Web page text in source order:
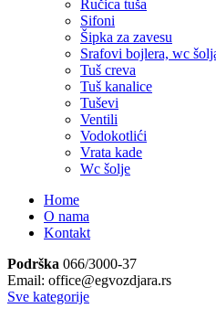
Ručica tuša
Sifoni
Šipka za zavesu
Srafovi bojlera, wc
Tuš creva
Tuš kanalice
Tuševi
Ventili
Vodokotlići
Vrata kade
Wc šolje
Home
O nama
Kontakt
Podrška 066/3000-37
Email: office@egvozdjara.rs
Sve kategorije